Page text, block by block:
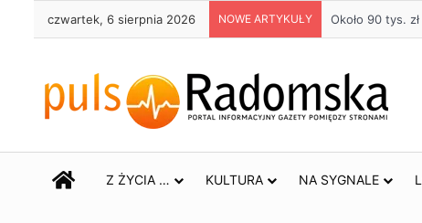
czwartek, 6 sierpnia 2026 NOWE ARTYKUŁY Około 90 tys.
STRONA GŁÓWNA
Z ŻYCIA … KULTURA NA SYGNALE